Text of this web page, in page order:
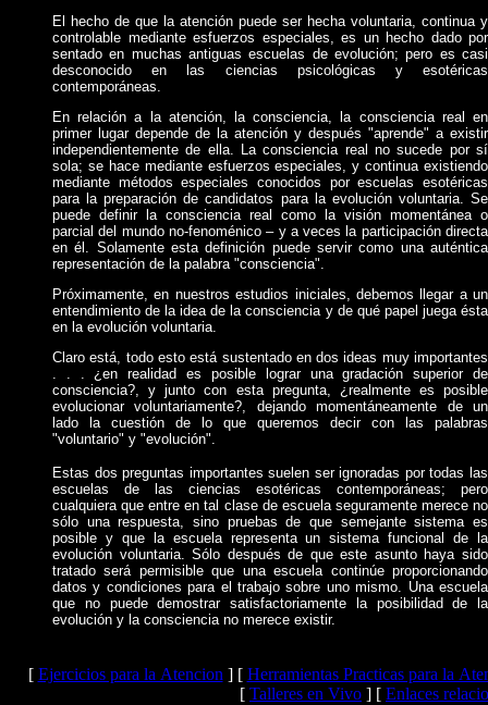
El hecho de que la atención puede ser hecha voluntaria, continua y
controlable mediante esfuerzos especiales, es un hecho dado por
sentado en muchas antiguas escuelas de evolución; pero es casi
desconocido en las ciencias psicológicas y esotéricas
contemporáneas.
En relación a la atención, la consciencia, la consciencia real en
primer lugar depende de la atención y después "aprende" a existir
independientemente de ella. La consciencia real no sucede por sí
sola; se hace mediante esfuerzos especiales, y continua existiendo
mediante métodos especiales conocidos por escuelas esotéricas
para la preparación de candidatos para la evolución voluntaria. Se
puede definir la consciencia real como la visión momentánea o
parcial del mundo no-fenoménico – y a veces la participación directa
en él. Solamente esta definición puede servir como una auténtica
representación de la palabra "consciencia".
Próximamente, en nuestros estudios iniciales, debemos llegar a un
entendimiento de la idea de la consciencia y de qué papel juega ésta
en la evolución voluntaria.
Claro está, todo esto está sustentado en dos ideas muy importantes
. . . ¿en realidad es posible lograr una gradación superior de
consciencia?, y junto con esta pregunta, ¿realmente es posible
evolucionar voluntariamente?, dejando momentáneamente de un
lado la cuestión de lo que queremos decir con las palabras
"voluntario" y "evolución".
Estas dos preguntas importantes suelen ser ignoradas por todas las
escuelas de las ciencias esotéricas contemporáneas; pero
cualquiera que entre en tal clase de escuela seguramente merece no
sólo una respuesta, sino pruebas de que semejante sistema es
posible y que la escuela representa un sistema funcional de la
evolución voluntaria. Sólo después de que este asunto haya sido
tratado será permisible que una escuela continúe proporcionando
datos y condiciones para el trabajo sobre uno mismo. Una escuela
que no puede demostrar satisfactoriamente la posibilidad de la
evolución y la consciencia no merece existir.
[ Ejercicios para la Atencion ] [ Herramientas Practicas para la
[ Talleres en Vivo ] [ Enlaces